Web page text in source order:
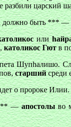
разбили царский
быть *** —
или
католикос Гютв
Шупhалишо.
старшийсреди
о пророке
*** —апостолыво